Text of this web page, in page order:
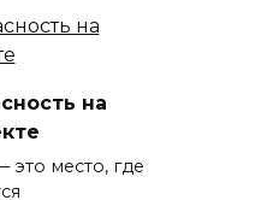
на
это место, где